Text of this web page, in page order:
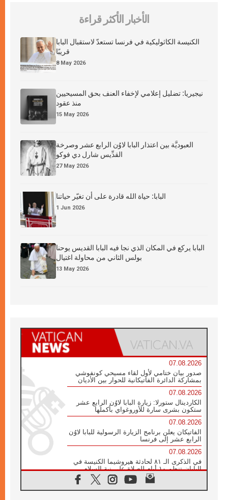
الأخبار الأكثر قراءة
الكنيسة الكاثوليكية في فرنسا تستعدّ لاستقبال البابا
قريبًا
8 May 2026
نيجيريا: تضليل إعلامي لإخفاء العنف بحق المسيحيين
منذ عقود
15 May 2026
العبوديَّة بين اعتذار البابا لاوُن الرابع عشر وصرخة
القدِّيس شارل دي فوكو
27 May 2026
البابا: حياة الله قادرة على أن تغيّر حياتنا
1 Jun 2026
البابا يركع في المكان الذي نجا فيه البابا القديس يوحنا
بولس الثاني من محاولة اغتيال
13 May 2026
07.08.2026
صدور بيان ختامي لأول لقاء مسيحي كونفوشي
بمشاركة الدائرة الفاتيكانية للحوار بين الأديان
07.08.2026
الكاردينال ستورلا: زيارة البابا لاوُن الرابع عشر
ستكون بشرى سارة للأوروغواي بأكملها
07.08.2026
الفاتيكان يعلن برنامج الزيارة الرسولية للبابا لاوُن
الرابع عشر إلى فرنسا
07.08.2026
في الذكرى الـ ٨١ لحادثة هيروشيما الكنيسة في
اليابان تنظم ١٠ أيام للصلاة على نية السلام
الكنيسة في الأوروغواي: زيارة البابا ستعزز